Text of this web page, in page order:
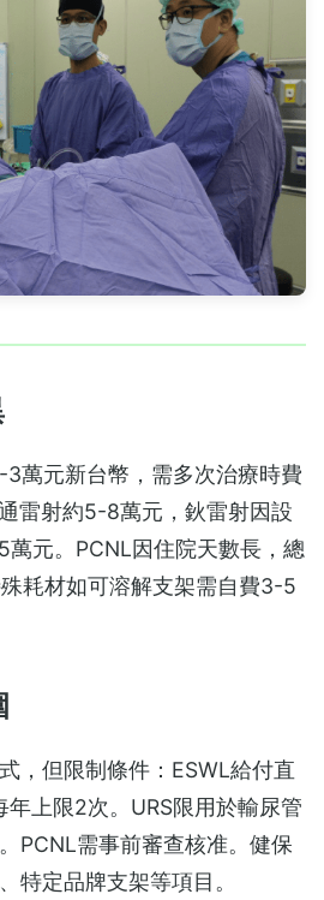
3萬元新台幣，需多次治療時費
雷射約5-8萬元，鈥雷射因設
萬元。PCNL因住院天數長，總
耗材如可溶解支架需自費3-5
，但限制條件：ESWL給付直
上限2次。URS限用於輸尿管
PCNL需事前審查核准。健保
特定品牌支架等項目。